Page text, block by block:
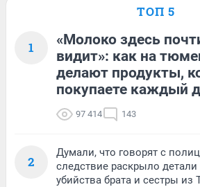
ТОП 5
1
«Молоко здесь
видит»: как на
делают продукты,
покупаете каждый
97 414 143
2
Думали, что говорят с
следствие раскрыло детали
убийства брата и сестры из